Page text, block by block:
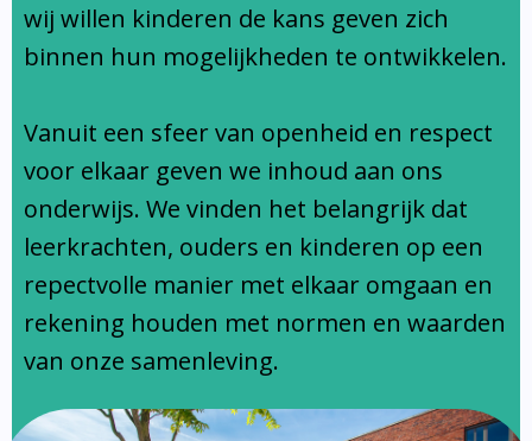
Ondersteuningsprofiel
wij willen kinderen de kans geven zich
binnen hun mogelijkheden te ontwikkelen.
Vanuit een sfeer van openheid en respect
voor elkaar geven we inhoud aan ons
onderwijs. We vinden het belangrijk dat
leerkrachten, ouders en kinderen op een
repectvolle manier met elkaar omgaan en
rekening houden met normen en waarden
van onze samenleving.